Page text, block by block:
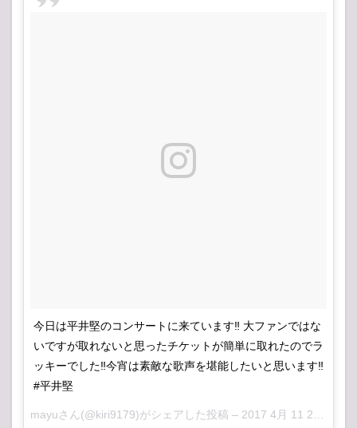
今日は平井堅のコンサートに来ています‼️ 大ファンではな
いですが取れないと思ったチケットが簡単に取れたのでラ
ッキーでした‼️今宵は素敵な歌声を堪能したいと思います‼️
#平井堅
mayuさん(@kiri9179)がシェアした投稿 – 2017 4月 11 2:46午前 PDT